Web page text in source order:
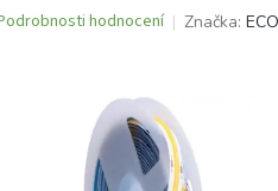
hodnocení Značka: